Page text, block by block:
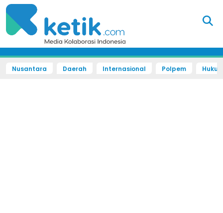
Nusantara Daerah Internasional Polpem